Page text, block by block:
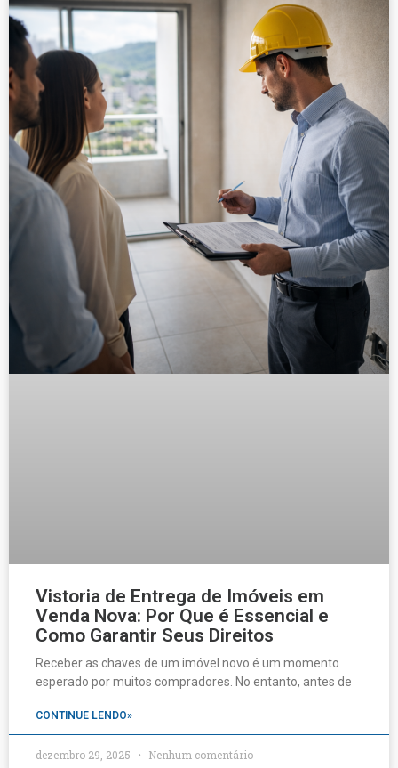
Vistoria de Entrega de Imóveis em
Venda Nova: Por Que é Essencial e
Como Garantir Seus Direitos
Receber as chaves de um imóvel novo é um momento
esperado por muitos compradores. No entanto, antes de
CONTINUE LENDO»
dezembro 29, 2025 Nenhum comentário